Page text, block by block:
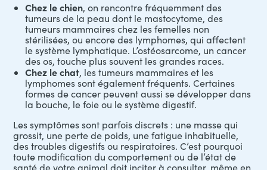
Chez le chien, on rencontre fréquemment des
tumeurs de la peau dont le mastocytome, des
tumeurs mammaires chez les femelles non
stérilisées, ou encore des lymphomes, qui affectent
le système lymphatique. L’ostéosarcome, un cancer
des os, touche plus souvent les grandes races.
Chez le chat, les tumeurs mammaires et les
lymphomes sont également fréquents. Certaines
formes de cancer peuvent aussi se développer dans
la bouche, le foie ou le système digestif.
Les symptômes sont parfois discrets : une masse qui
grossit, une perte de poids, une fatigue inhabituelle,
des troubles digestifs ou respiratoires. C’est pourquoi
toute modification du comportement ou de l’état de
santé de votre animal doit inciter à consulter, même en